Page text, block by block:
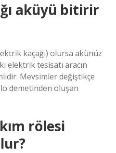
aküyü bitirir
kaçağı) olursa akünüz
elektrik tesisatı aracın
Mevsimler değiştikçe
demetinden oluşan
rölesi